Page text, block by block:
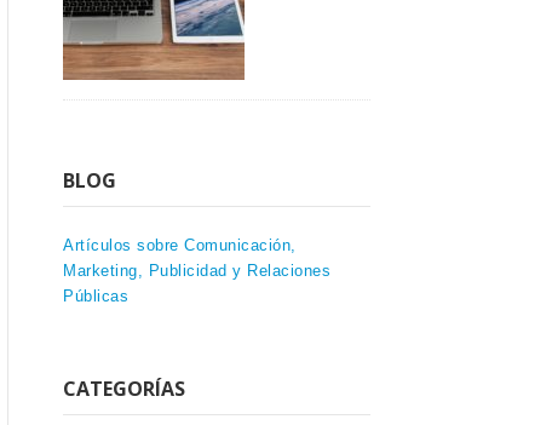
BLOG
Artículos sobre Comunicación,
Marketing, Publicidad y Relaciones
Públicas
CATEGORÍAS